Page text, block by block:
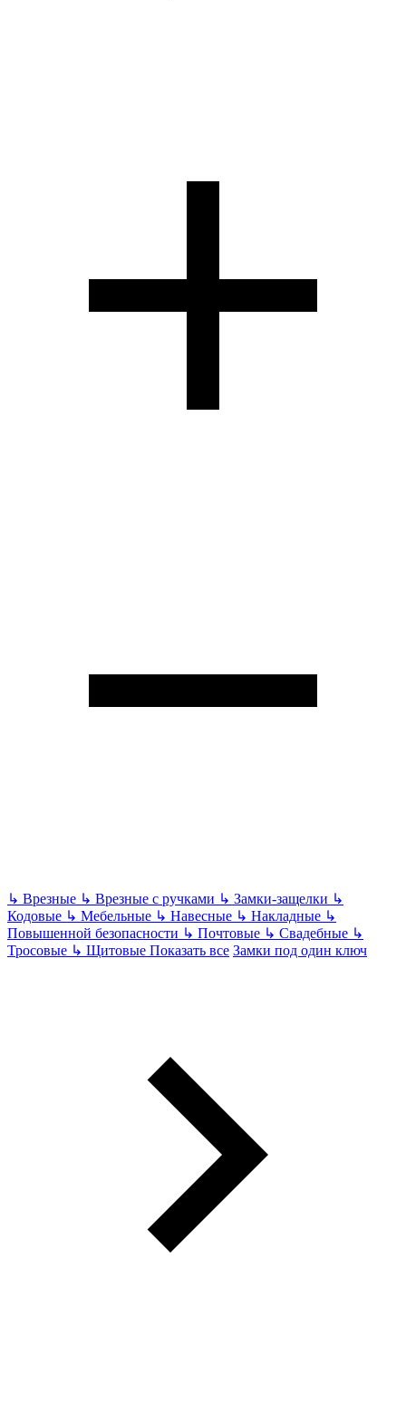
↳ Врезные ↳ Врезные с ручками ↳ Замки-защелки ↳
Кодовые ↳ Мебельные ↳ Навесные ↳ Накладные ↳
Повышенной безопасности ↳ Почтовые ↳ Свадебные ↳
Тросовые ↳ Щитовые Показать все Замки под один ключ